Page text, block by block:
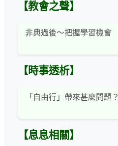
【教會之聲】
非典過後～把握學習機會
【時事透析】
「自由行」帶來甚麼問題？
【息息相關】